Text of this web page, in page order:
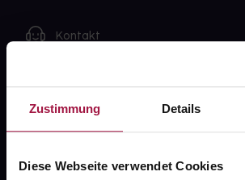
Zustimmung Details
Diese Webseite verwendet Cookies
Kontakt
Widerrufsformular